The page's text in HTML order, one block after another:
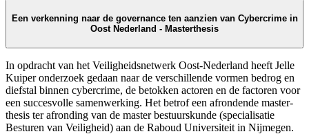
Een verkenning naar de governance ten aanzien van Cybercrime in
Oost Nederland - Masterthesis
In opdracht van het Veiligheidsnetwerk Oost-Nederland heeft Jelle
Kuiper onderzoek gedaan naar de verschillende vormen bedrog en
diefstal binnen cybercrime, de betokken actoren en de factoren voor
een succesvolle samenwerking. Het betrof een afrondende master-
thesis ter afronding van de master bestuurskunde (specialisatie
Besturen van Veiligheid) aan de Raboud Universiteit in Nijmegen.